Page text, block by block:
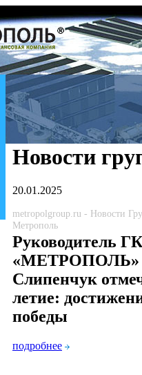
Новости
20.01.2025
metropolgroup.ru - Новости
Метрополь
Руководитель ГК
Слипенчук
летие:
победы
подробнее